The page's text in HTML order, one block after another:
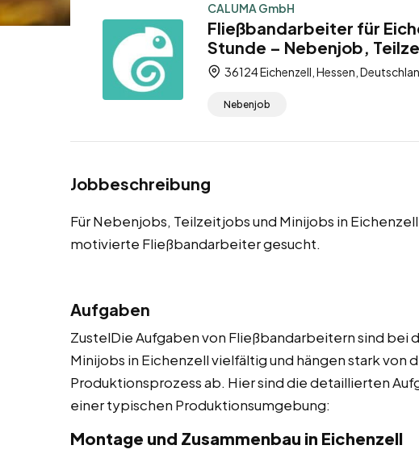
CALUMA GmbH
Fließbandarbeiter für
Stunde – Nebenjob,
36124 Eichenzell, Hessen,
Nebenjob
Jobbeschreibung
Für Nebenjobs, Teilzeitjobs und Minijobs in
motivierte Fließbandarbeiter gesucht.
Aufgaben
ZustelDie Aufgaben von Fließbandarbeitern sind bei
Minijobs in Eichenzell vielfältig und hängen stark von
Produktionsprozess ab. Hier sind die detaillierten
einer typischen Produktionsumgebung:
Montage und Zusammenbau in Eichenzell